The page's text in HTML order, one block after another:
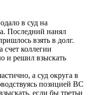
в суд на
Последний нанял
взять в долг.
счет коллегии
и решил взыскать
а суд округа в
позицией ВС
если бы третьи